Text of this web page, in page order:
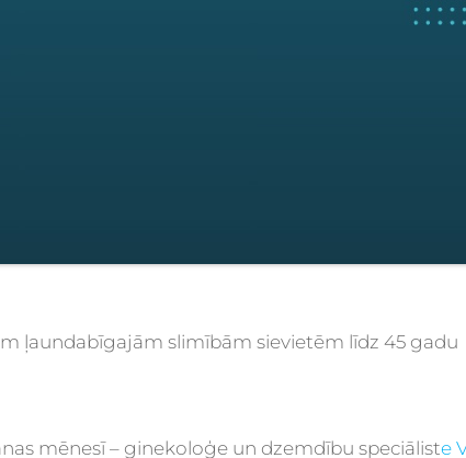
ļaundabīgajām slimībām sievietēm līdz 45 gadu
mēnesī – ginekoloģe un dzemdību speciāliste